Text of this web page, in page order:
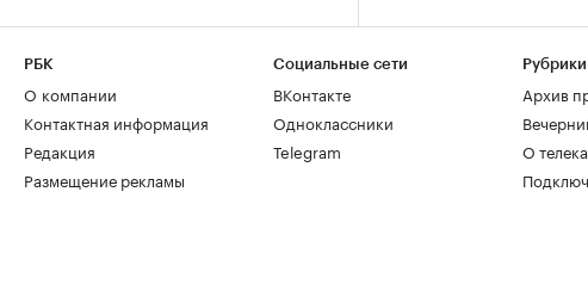
РБК
О компании
Контактная информация
Редакция
Размещение рекламы
Социальные сети
ВКонтакте
Одноклассники
Telegram
Рубрики
Архив
О